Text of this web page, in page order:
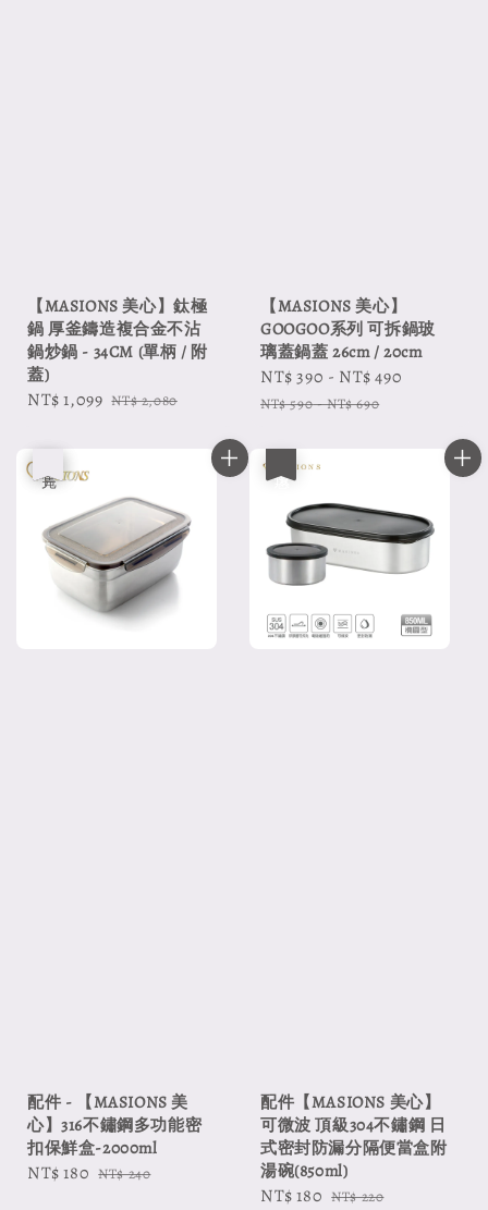
【MASIONS 美心】鈦極
鍋 厚釜鑄造複合金不沾
鍋炒鍋 - 34CM (單柄 / 附
蓋)
Sale
NT$ 1,099 Regular
NT$ 2,080
【MASIONS 美心】
GOOGOO系列 可拆鍋玻
璃蓋鍋蓋 26cm / 20cm
Sale
price
NT$ 390 - NT$ 490
NT$ 590-NT$ 690
配件 - 【MASIONS 美
心】316不鏽鋼多功能密
扣保鮮盒-2000ml
Sale
NT$ 180 Regular
NT$ 240
配件【MASIONS 美心】
可微波 頂級304不鏽鋼 日
式密封防漏分隔便當盒附
湯碗(850ml)
Sale
NT$ 180 Regular
NT$ 220